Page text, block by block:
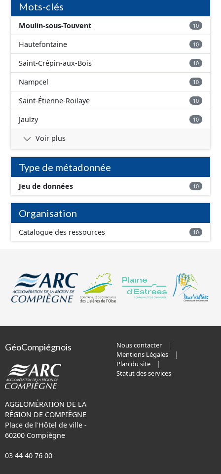
Mots-clés
Moulin-sous-Touvent 10
Hautefontaine 10
Saint-Crépin-aux-Bois 10
Nampcel 10
Saint-Étienne-Roilaye 10
Jaulzy 10
Voir plus
Type de métadonnée
Jeu de données 10
Organisation
Catalogue des ressources 10
GéoCompiégnois
AGGLOMÉRATION DE LA
RÉGION DE COMPIÈGNE
Place de l'Hôtel de ville -
60200 Compiègne
03 44 40 76 00
Nous contacter
Mentions Légales
Plan du site
Statut des services